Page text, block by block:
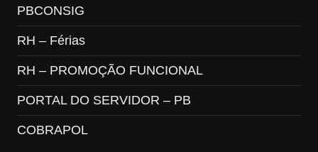
PBCONSIG
RH – Férias
RH – PROMOÇÃO FUNCIONAL
PORTAL DO SERVIDOR – PB
COBRAPOL